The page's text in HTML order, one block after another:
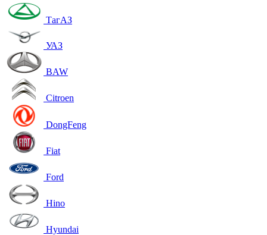
ТагАЗ
УАЗ
BAW
Citroen
DongFeng
Fiat
Ford
Hino
Hyundai